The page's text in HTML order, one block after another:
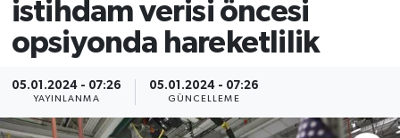
istihdam verisi öncesi
opsiyonda hareketlilik
05.01.2024 - 07:26
YAYINLANMA
05.01.2024 - 07:26
GÜNCELLEME
Gizlilik Sözleşmesi
İletişim
BITCOIN